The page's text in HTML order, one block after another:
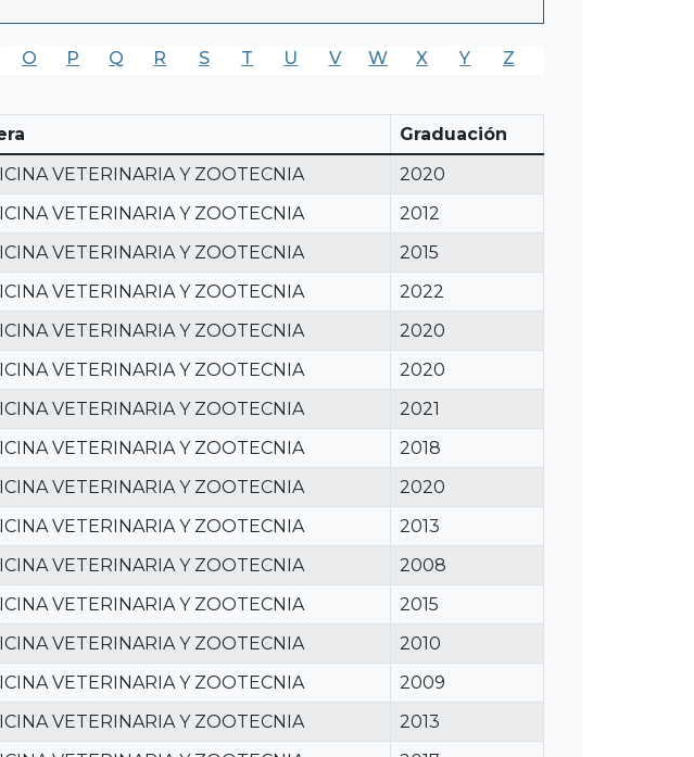
O P Q R S T U V W X Y Z
Graduación
VETERINARIA Y ZOOTECNIA
2020
VETERINARIA Y ZOOTECNIA
2012
VETERINARIA Y ZOOTECNIA
2015
VETERINARIA Y ZOOTECNIA
2022
VETERINARIA Y ZOOTECNIA
2020
VETERINARIA Y ZOOTECNIA
2020
VETERINARIA Y ZOOTECNIA
2021
VETERINARIA Y ZOOTECNIA
2018
VETERINARIA Y ZOOTECNIA
2020
VETERINARIA Y ZOOTECNIA
2013
VETERINARIA Y ZOOTECNIA
2008
VETERINARIA Y ZOOTECNIA
2015
VETERINARIA Y ZOOTECNIA
2010
VETERINARIA Y ZOOTECNIA
2009
VETERINARIA Y ZOOTECNIA
2013